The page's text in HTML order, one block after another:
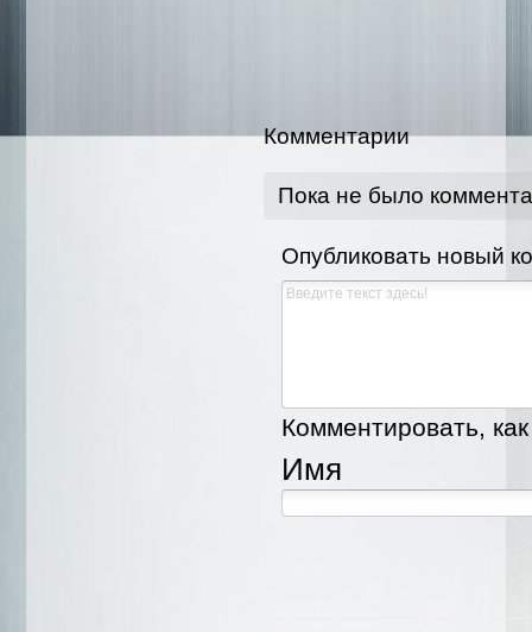
Комментарии
Пока не было
Опубликовать новый
Комментировать,
Имя